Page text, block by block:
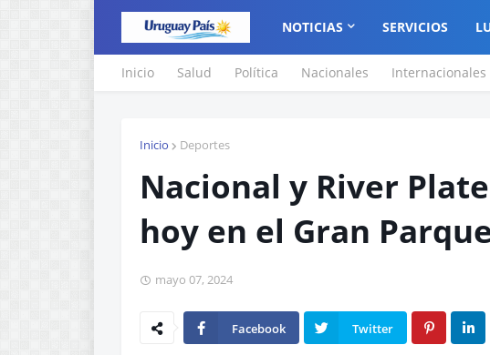
NOTICIAS SERVICIOS
Inicio Salud Política Nacionales Internacionales
Inicio Deportes
Nacional y River
hoy en el Gran
mayo 07, 2024
Facebook Twitter